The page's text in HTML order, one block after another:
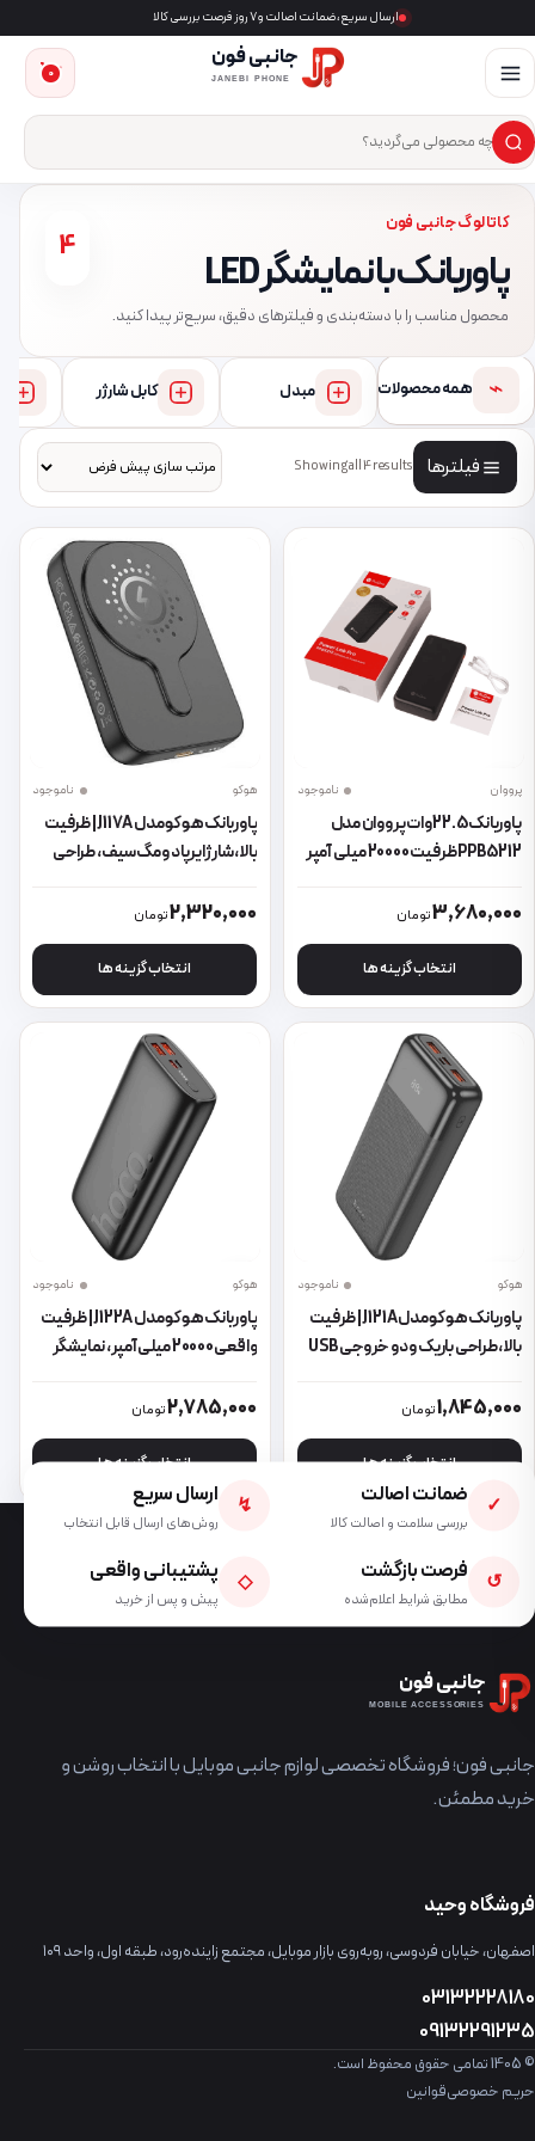
ارسال سریع، ضمانت اصالت و ۷ روز فرصت بررسی کالا
جانبی فون
JANEBI PHONE
جست‌وجوی محصول
×
0
کاتالوگ جانبی فون
پاوربانک با نمایشگر LED
محصول مناسب را با دسته‌بندی و فیلترهای دقیق، سریع‌تر پیدا کنید.
4
⌁ همه محصولات مبدل کابل شارژر
فیلترها Showing all 4 results
پرووان ناموجود
پاوربانک 22.5 وات پرووان مدل
PPB5212 ظرفیت 20000 میلی آمپر
3,680,000تومان
انتخاب گزینه ها
این محصول دارای انواع مختلفی می باشد. گزینه ها ممکن است در
هوکو ناموجود
پاوربانک هوکو مدل J117A | ظرفیت
بالا، شارژ ایرپاد و مگ‌سیف، طراحی
2,320,000تومان
انتخاب گزینه ها
این محصول دارای انواع مختلفی
هوکو ناموجود
پاوربانک هوکو مدل J121A | ظرفیت
بالا، طراحی باریک و دو خروجی USB
1,845,000تومان
انتخاب گزینه ها
این محصول دارای انواع مختلفی می باشد. گزینه ها ممکن است در
هوکو ناموجود
پاوربانک هوکو مدل J122A | ظرفیت
واقعی 20000 میلی‌آمپر، نمایشگر
2,785,000تومان
انتخاب گزینه ها
این محصول دارای انواع مختلفی
✓ ضمانت اصالت
بررسی سلامت و اصالت کالا
↯ ارسال سریع
روش‌های ارسال قابل انتخاب
↺ فرصت بازگشت
مطابق شرایط اعلام‌شده
◇ پشتیبانی واقعی
پیش و پس از خرید
جانبی فون
MOBILE ACCESSORIES
جانبی فون؛ فروشگاه تخصصی لوازم جانبی موبایل با انتخاب روشن و
خرید مطمئن.
فروشگاه وحید
اصفهان، خیابان فردوسی، روبه‌روی بازار موبایل، مجتمع زاینده‌رود، طبقه اول، واحد ۱۰۹
03132228180
09132291235
© 1405 تمامی حقوق محفوظ است.
حریم خصوصیقوانین